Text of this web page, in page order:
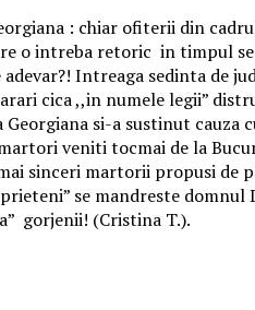
: chiar ofiterii din
o intreba retoric in timpul
Intreaga sedinta de
cica ,,in numele legii”
si-a sustinut cauza
veniti tocmai de la
sinceri martorii propusi de
se mandreste
gorjenii! (Cristina T.).